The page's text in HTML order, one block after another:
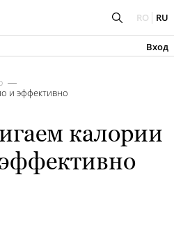
RO RU
Вход
и эффективно
калории